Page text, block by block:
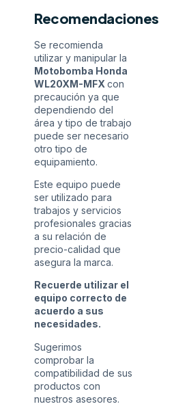
Recomendaciones
Se recomienda
utilizar y manipular la
Motobomba Honda
WL20XM-MFX con
precaución ya que
dependiendo del
área y tipo de trabajo
puede ser necesario
otro tipo de
equipamiento.
Este equipo puede
ser utilizado para
trabajos y servicios
profesionales gracias
a su relación de
precio-calidad que
asegura la marca.
Recuerde utilizar el
equipo correcto de
acuerdo a sus
necesidades.
Sugerimos
comprobar la
compatibilidad de sus
productos con
nuestros asesores.